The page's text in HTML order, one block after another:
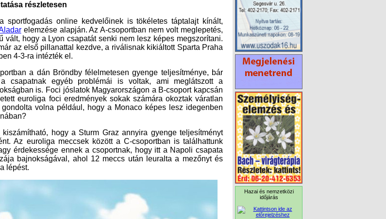
részletesen
sportfogadás online kedvelőinek is tökéletes táptalajt kínált,
elemzése alapján. Az A-csoportban nem volt meglepetés,
az nagyon gyorsan egyértelmű vált, hogy a Lyon csapatát senki nem lesz képes megszorítani.
A franciák uralták a csoportot már az első pillanattal kezdve, a riválisnak kikiáltott Sparta Praha
4-3-ra intézték el.
a dán Bröndby félelmetesen gyenge teljesítménye, bár
csapatnak egyéb problémái is voltak, ami meglátszott a
is. Foci jóslatok Magyarországon a B-csoport kapcsán
euroliga foci eredmények sokak számára okoztak váratlan
volna például, hogy a Monaco képes lesz idegenben
hogy a Sturm Graz annyira gyenge teljesítményt
Az euroliga meccsek között a C-csoportban is találhattunk
érdekessége ennek a csoportnak, hogy itt a Napoli csapata
bajnokságával, ahol 12 meccs után leuralta a mezőnyt és
lépést.
Hazai és nemzetközi
időjárás